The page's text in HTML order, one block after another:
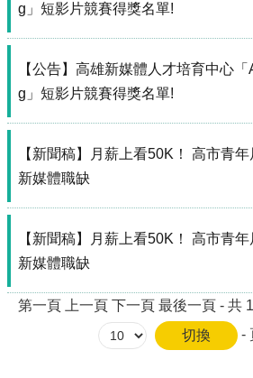
長
雙
語
Facebook
Line
隱
私
權
g」短影片競賽得獎名單!
【公告】高雄新媒體人才培育中心
g」短影片競賽得獎名單!
【新聞稿】月薪上看50K！ 高市青
新媒體職缺
【新聞稿】月薪上看50K！ 高市青
新媒體職缺
第一頁 上一頁 下一頁 最後一頁- 共
-